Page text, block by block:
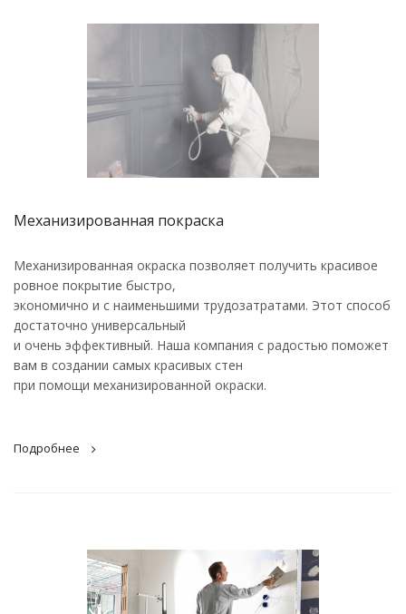
Механизированная покраска
Механизированная окраска позволяет получить красивое
ровное покрытие быстро,
экономично и с наименьшими трудозатратами. Этот способ
достаточно универсальный
и очень эффективный. Наша компания с радостью поможет
вам в создании самых красивых стен
при помощи механизированной окраски.
Подробнее